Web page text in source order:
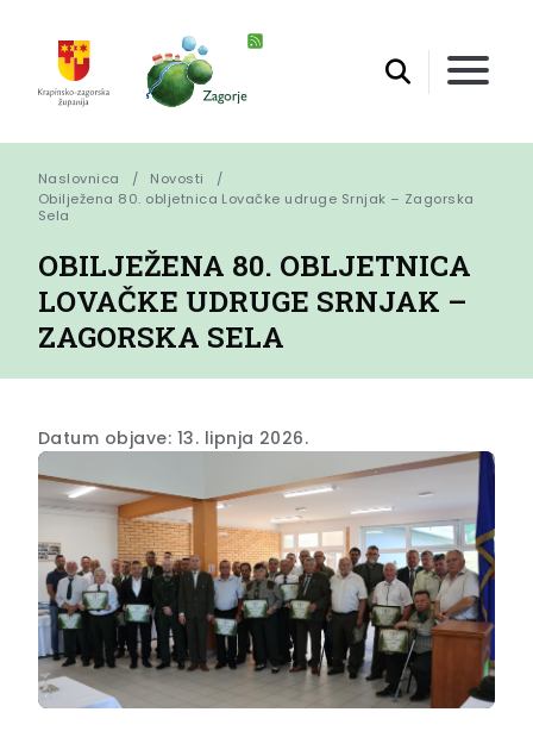
Naslovnica
Novosti
Obilježena 80. obljetnica Lovačke udruge Srnjak – Zagorska
Sela
OBILJEŽENA 80. OBLJETNICA
LOVAČKE UDRUGE SRNJAK –
ZAGORSKA SELA
Datum objave: 13. lipnja 2026.